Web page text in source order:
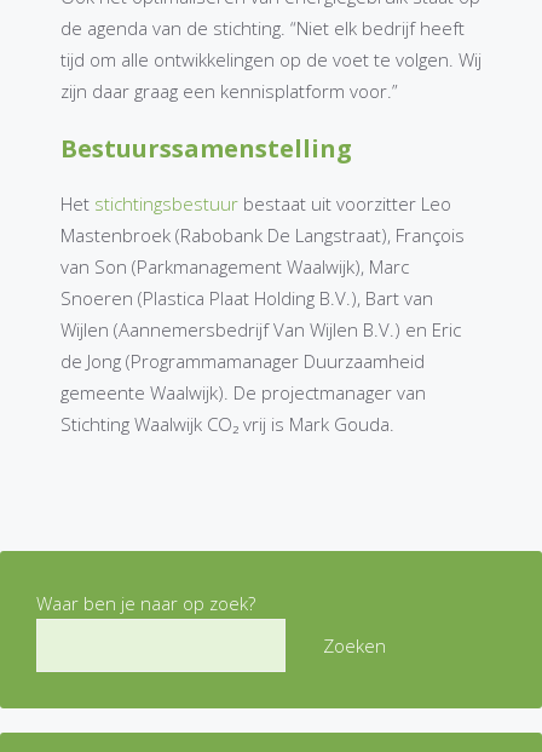
de agenda van de stichting. “Niet elk bedrijf heeft
tijd om alle ontwikkelingen op de voet te volgen. Wij
zijn daar graag een kennisplatform voor.”
Bestuurssamenstelling
Het stichtingsbestuur bestaat uit voorzitter Leo
Mastenbroek (Rabobank De Langstraat), François
van Son (Parkmanagement Waalwijk), Marc
Snoeren (Plastica Plaat Holding B.V.), Bart van
Wijlen (Aannemersbedrijf Van Wijlen B.V.) en Eric
de Jong (Programmamanager Duurzaamheid
gemeente Waalwijk). De projectmanager van
Stichting Waalwijk CO₂ vrij is Mark Gouda.
Waar ben je naar op zoek?
Zoeken